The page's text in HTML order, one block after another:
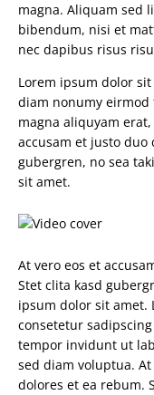
magna. Aliquam sed
bibendum, nisi et
nec dapibus risus
Lorem ipsum dolor
diam nonumy
magna aliquyam
accusam et justo duo
gubergren, no sea
sit amet.
At vero eos et
Stet clita kasd
ipsum dolor sit amet.
consetetur
tempor invidunt ut
sed diam voluptua.
dolores et ea rebum.